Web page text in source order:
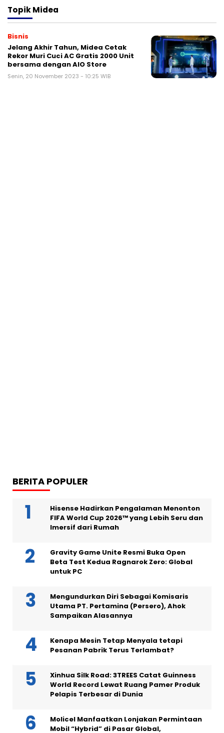
TopikMidea
Bisnis
Jelang Akhir Tahun, Midea Cetak
Rekor Muri Cuci AC Gratis 2000 Unit
bersama dengan AIO Store
Senin, 20 November 2023 - 10:25 WIB
BERITA POPULER
Hisense Hadirkan Pengalaman Menonton
FIFA World Cup 2026™ yang Lebih Seru dan
Imersif dari Rumah
Gravity Game Unite Resmi Buka Open
Beta Test Kedua Ragnarok Zero: Global
untuk PC
Mengundurkan Diri Sebagai Komisaris
Utama PT. Pertamina (Persero), Ahok
Sampaikan Alasannya
Kenapa Mesin Tetap Menyala tetapi
Pesanan Pabrik Terus Terlambat?
Xinhua Silk Road: 3TREES Catat Guinness
World Record Lewat Ruang Pamer Produk
Pelapis Terbesar di Dunia
Molicel Manfaatkan Lonjakan Permintaan
Mobil “Hybrid” di Pasar Global,